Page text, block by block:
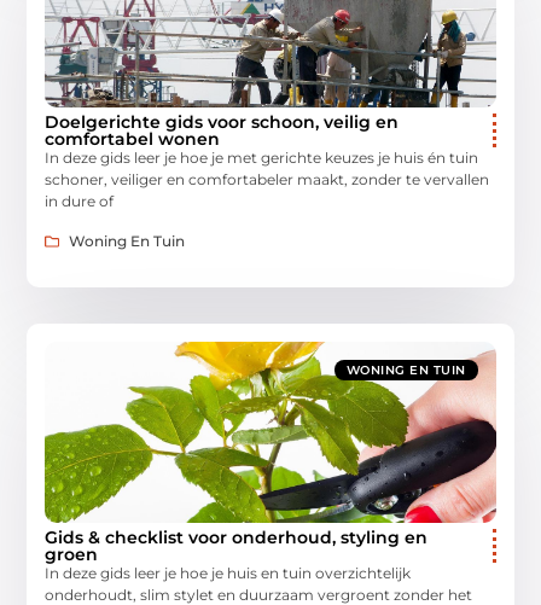
Doelgerichte gids voor schoon, veilig en
comfortabel wonen
In deze gids leer je hoe je met gerichte keuzes je huis én tuin
schoner, veiliger en comfortabeler maakt, zonder te vervallen
in dure of
Woning En Tuin
WONING EN TUIN
Gids & checklist voor onderhoud, styling en
groen
In deze gids leer je hoe je huis en tuin overzichtelijk
onderhoudt, slim stylet en duurzaam vergroent zonder het